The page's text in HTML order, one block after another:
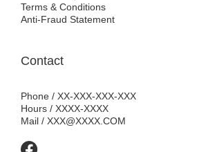
Terms & Conditions
Anti-Fraud Statement
Contact
Phone / XX-XXX-XXX-XXX
Hours / XXXX-XXXX
Mail / XXX@XXXX.COM